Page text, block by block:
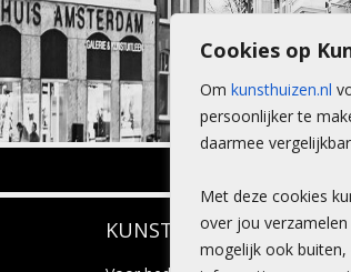
Cookies op
Om kunsthuizen.nl
persoonlijker te
daarmee
Met deze cookies
over jou
mogelijk ook
Wilhelminastraat
4818 SB Breda
+31 (0)76
KUNSTUITLEEN